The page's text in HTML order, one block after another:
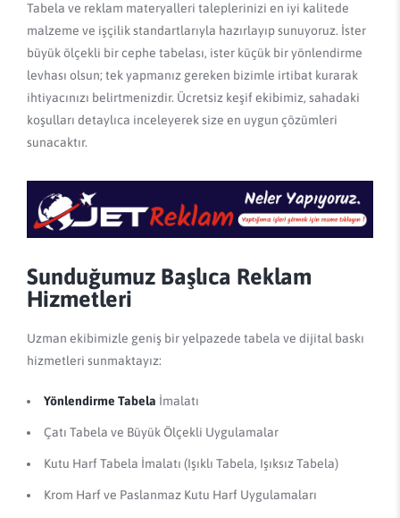
Tabela ve reklam materyalleri taleplerinizi en iyi kalitede
malzeme ve işçilik standartlarıyla hazırlayıp sunuyoruz. İster
büyük ölçekli bir cephe tabelası, ister küçük bir yönlendirme
levhası olsun; tek yapmanız gereken bizimle irtibat kurarak
ihtiyacınızı belirtmenizdir. Ücretsiz keşif ekibimiz, sahadaki
koşulları detaylıca inceleyerek size en uygun çözümleri
sunacaktır.
Sunduğumuz Başlıca Reklam
Hizmetleri
Uzman ekibimizle geniş bir yelpazede tabela ve dijital baskı
hizmetleri sunmaktayız:
Yönlendirme Tabela İmalatı
Çatı Tabela ve Büyük Ölçekli Uygulamalar
Kutu Harf Tabela İmalatı (Işıklı Tabela, Işıksız Tabela)
Krom Harf ve Paslanmaz Kutu Harf Uygulamaları